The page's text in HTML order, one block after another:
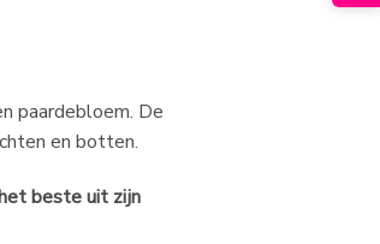
paardebloem. De
en botten.
beste uit zijn